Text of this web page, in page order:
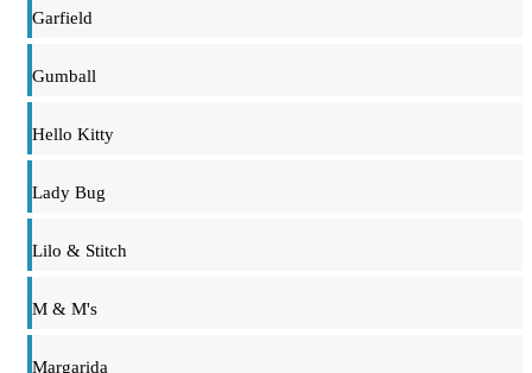
Garfield
Gumball
Hello Kitty
Lady Bug
Lilo & Stitch
M & M's
Margarida